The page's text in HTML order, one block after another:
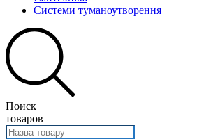
Системи туманоутворення
Поиск
товаров